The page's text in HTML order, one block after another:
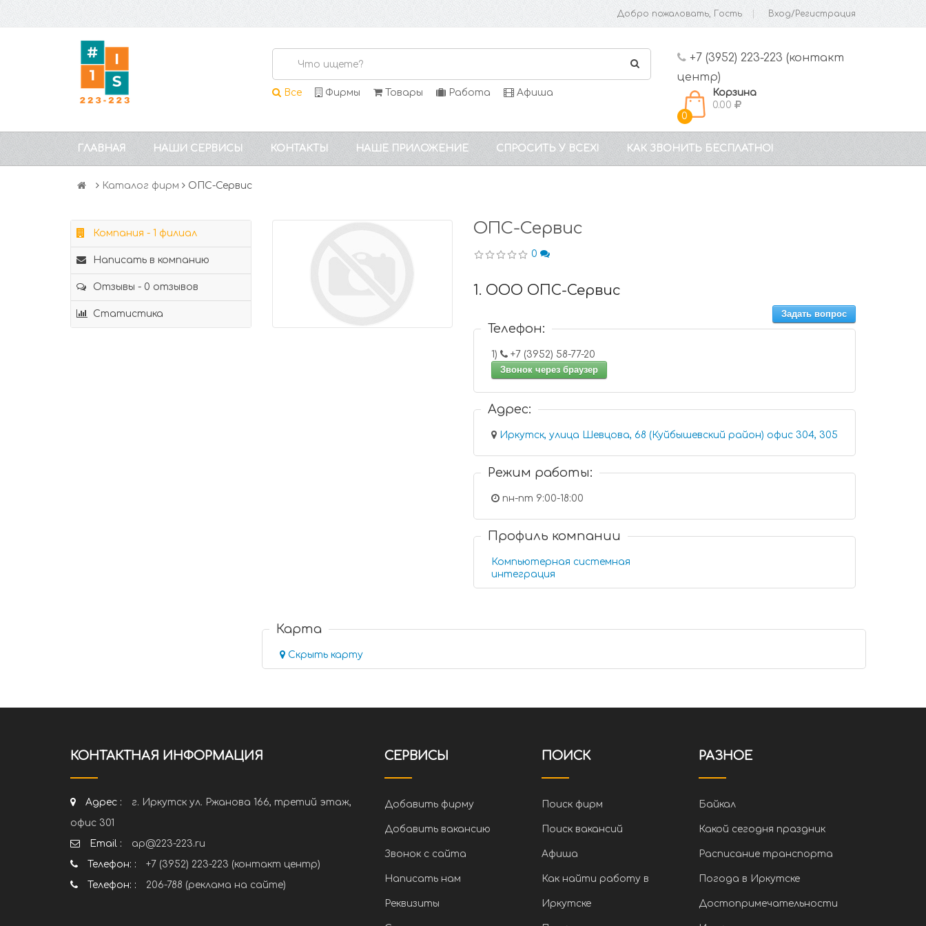
Добро пожаловать, Гость Вход/Регистрация
Все Фирмы Товары Работа Афиша
+7 (3952) 223-223 (контакт
центр)
0
Корзина
0.00
ГЛАВНАЯ НАШИ СЕРВИСЫ КОНТАКТЫ НАШЕ ПРИЛОЖЕНИЕ СПРОСИТЬ У ВСЕХ! КАК ЗВОНИТЬ БЕСПЛАТНО!
Каталог фирм ОПС-Сервис
Компания - 1 филиал
Написать в компанию
Отзывы - 0 отзывов
Статистика
ОПС-Сервис
0
1. ООО ОПС-Сервис
Задать вопрос
Телефон:
1)
+7 (3952) 58-77-20
Звонок через браузер
Адрес:
Иркутск, улица Шевцова, 68 (Куйбышевский район) офис 304, 305
Режим работы:
пн-пт 9:00-18:00
Профиль компании
Компьютерная системная
интеграция
Карта
Скрыть карту
КОНТАКТНАЯ ИНФОРМАЦИЯ
Адрес :
г. Иркутск ул. Ржанова 166, третий этаж,
офис 301
Email :
ap@223-223.ru
Телефон: :
+7 (3952) 223-223 (контакт центр)
Телефон: :
206-788 (реклама на сайте)
СЕРВИСЫ
Добавить фирму
Добавить вакансию
Звонок с сайта
Написать нам
Реквизиты
ПОИСК
Поиск фирм
Поиск вакансий
Афиша
Как найти работу в
Иркутске
РАЗНОЕ
Байкал
Какой сегодня праздник
Расписание транспорта
Погода в Иркутске
Достопримечательности